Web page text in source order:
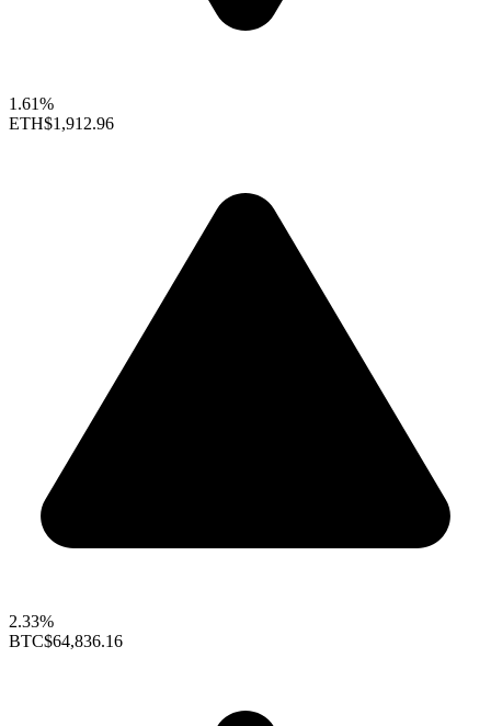
1.61%
ETH$1,912.96
2.33%
BTC$64,836.16